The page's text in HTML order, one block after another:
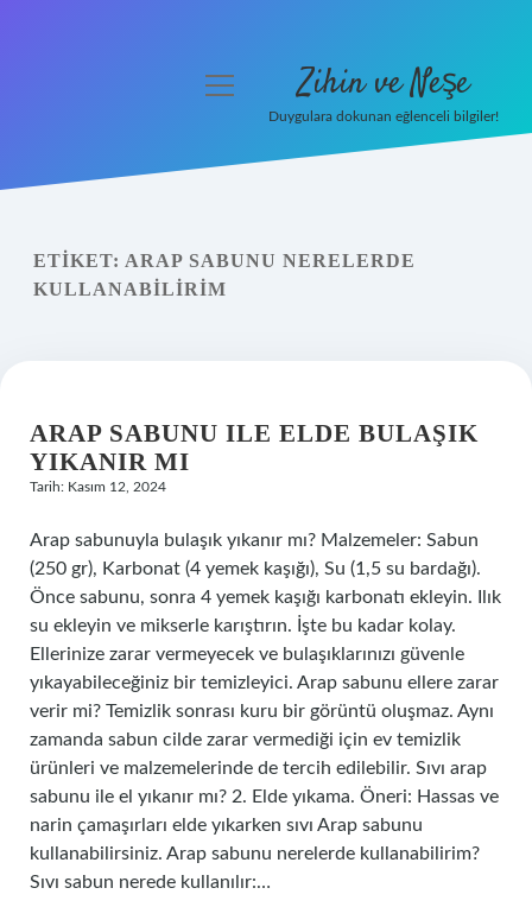
Yasal Uyarı
menüyü
Zihin ve Neşe
Duygulara dokunan eğlenceli bilgiler!
ETIKET: ARAP SABUNU NERELERDE
KULLANABILIRIM
ARAP SABUNU ILE ELDE BULAŞIK
YIKANIR MI
Tarih: Kasım 12, 2024
Arap sabunuyla bulaşık yıkanır mı? Malzemeler: Sabun
(250 gr), Karbonat (4 yemek kaşığı), Su (1,5 su bardağı).
Önce sabunu, sonra 4 yemek kaşığı karbonatı ekleyin. Ilık
su ekleyin ve mikserle karıştırın. İşte bu kadar kolay.
Ellerinize zarar vermeyecek ve bulaşıklarınızı güvenle
yıkayabileceğiniz bir temizleyici. Arap sabunu ellere zarar
verir mi? Temizlik sonrası kuru bir görüntü oluşmaz. Aynı
zamanda sabun cilde zarar vermediği için ev temizlik
ürünleri ve malzemelerinde de tercih edilebilir. Sıvı arap
sabunu ile el yıkanır mı? 2. Elde yıkama. Öneri: Hassas ve
narin çamaşırları elde yıkarken sıvı Arap sabunu
kullanabilirsiniz. Arap sabunu nerelerde kullanabilirim?
Sıvı sabun nerede kullanılır:…